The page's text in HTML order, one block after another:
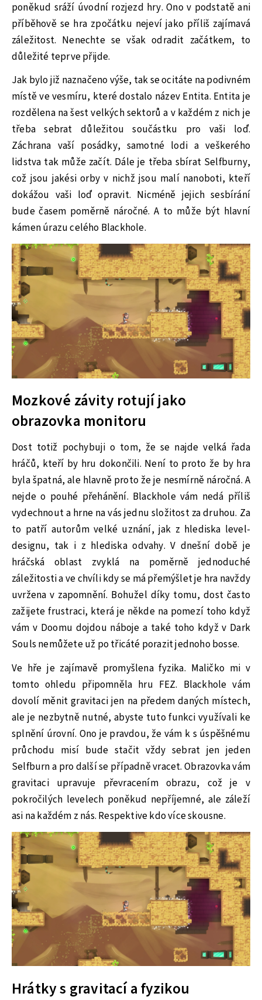
poněkud sráží úvodní rozjezd hry. Ono v podstatě ani
příběhově se hra zpočátku nejeví jako příliš zajímavá
záležitost. Nenechte se však odradit začátkem, to
důležité teprve přijde.
Jak bylo již naznačeno výše, tak se ocitáte na podivném
místě ve vesmíru, které dostalo název Entita. Entita je
rozdělena na šest velkých sektorů a v každém z nich je
třeba sebrat důležitou součástku pro vaši loď.
Záchrana vaší posádky, samotné lodi a veškerého
lidstva tak může začít. Dále je třeba sbírat Selfburny,
což jsou jakési orby v nichž jsou malí nanoboti, kteří
dokážou vaši loď opravit. Nicméně jejich sesbírání
bude časem poměrně náročné. A to může být hlavní
kámen úrazu celého Blackhole.
Mozkové závity rotují jako
obrazovka monitoru
Dost totiž pochybuji o tom, že se najde velká řada
hráčů, kteří by hru dokončili. Není to proto že by hra
byla špatná, ale hlavně proto že je nesmírně náročná. A
nejde o pouhé přehánění. Blackhole vám nedá příliš
vydechnout a hrne na vás jednu složitost za druhou. Za
to patří autorům velké uznání, jak z hlediska level-
designu, tak i z hlediska odvahy. V dnešní době je
hráčská oblast zvyklá na poměrně jednoduché
záležitosti a ve chvíli kdy se má přemýšlet je hra navždy
uvržena v zapomnění. Bohužel díky tomu, dost často
zažijete frustraci, která je někde na pomezí toho když
vám v Doomu dojdou náboje a také toho když v Dark
Souls nemůžete už po třicáté porazit jednoho bosse.
Ve hře je zajímavě promyšlena fyzika. Maličko mi v
tomto ohledu připomněla hru FEZ. Blackhole vám
dovolí měnit gravitaci jen na předem daných místech,
ale je nezbytně nutné, abyste tuto funkci využívali ke
splnění úrovní. Ono je pravdou, že vám k s úspěšnému
průchodu misí bude stačit vždy sebrat jen jeden
Selfburn a pro další se případně vracet. Obrazovka vám
gravitaci upravuje převracením obrazu, což je v
pokročilých levelech poněkud nepříjemné, ale záleží
asi na každém z nás. Respektive kdo více skousne.
Hrátky s gravitací a fyzikou